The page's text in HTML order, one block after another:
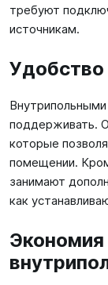
требуют
источникам.
Удобство
Внутрипольными
поддерживать.
которые
помещении.
занимают
как
Экономия